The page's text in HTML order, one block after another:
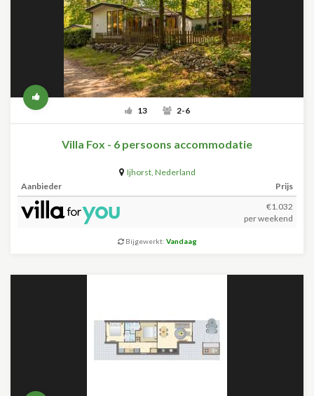
13 2-6
Villa Fox - 6 persoons accommodatie
Ijhorst, Nederland
Aanbieder
Prijs
€1.032
per weekend
Bijgewerkt: Vandaag